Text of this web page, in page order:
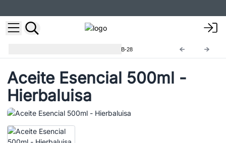
EOB-28
Aceite Esencial 500ml -
Hierbaluisa